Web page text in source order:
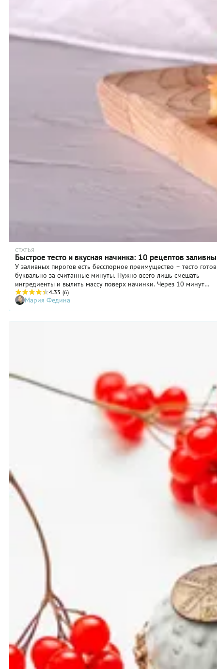
СТАТЬЯ
Быстрое тесто и вкусная начинка: 10 рецептов
У заливных пирогов есть бесспорное преимущество – тесто
буквально за считанные минуты. Нужно всего лишь смешать
ингредиенты и вылить массу поверх начинки. Через 10 минут
заготовка уже в духовке! Делимся проверенными рецептами
заливного теста для пирогов, а также раскрываем секреты
начинок.
4.33 (6)
Мария Федина